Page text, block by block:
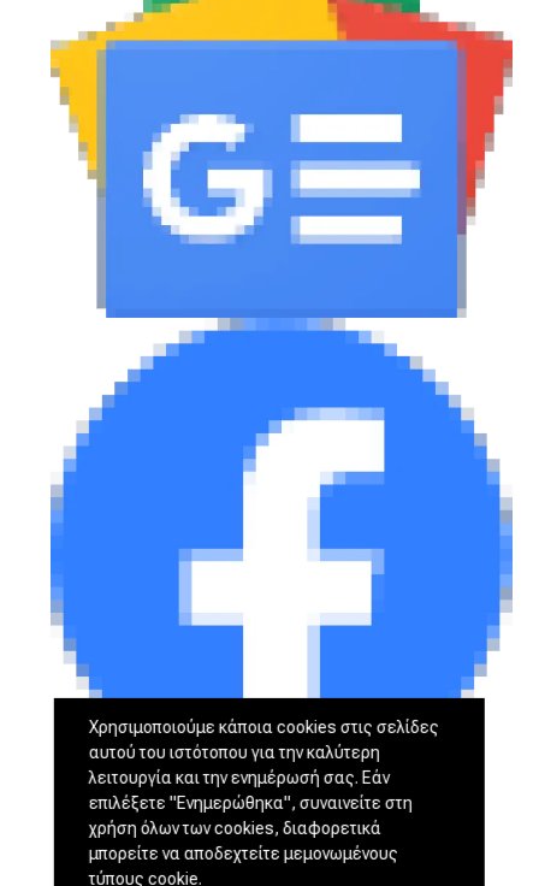
Χρησιμοποιούμε κάποια cookies στις σελίδες
αυτού του ιστότοπου για την καλύτερη
λειτουργία και την ενημέρωσή σας. Εάν
επιλέξετε "Ενημερώθηκα", συναινείτε στη
χρήση όλων των cookies, διαφορετικά
μπορείτε να αποδεχτείτε μεμονωμένους
τύπους cookie.